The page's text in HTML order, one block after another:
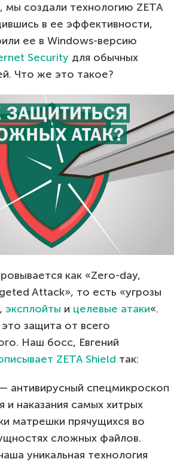
мы создали технологию ZETA
в ее эффективности,
ее в Windows-версию
Security для обычных
Что же это такое?
как «Zero-day,
Attack», то есть «угрозы
эксплойты и целевые атаки«.
защита от всего
Наш босс, Евгений
ZETA Shield так:
антивирусный спецмикроскоп
и наказания самых хитрых
матрешки прячущихся во
сложных файлов.
уникальная технология